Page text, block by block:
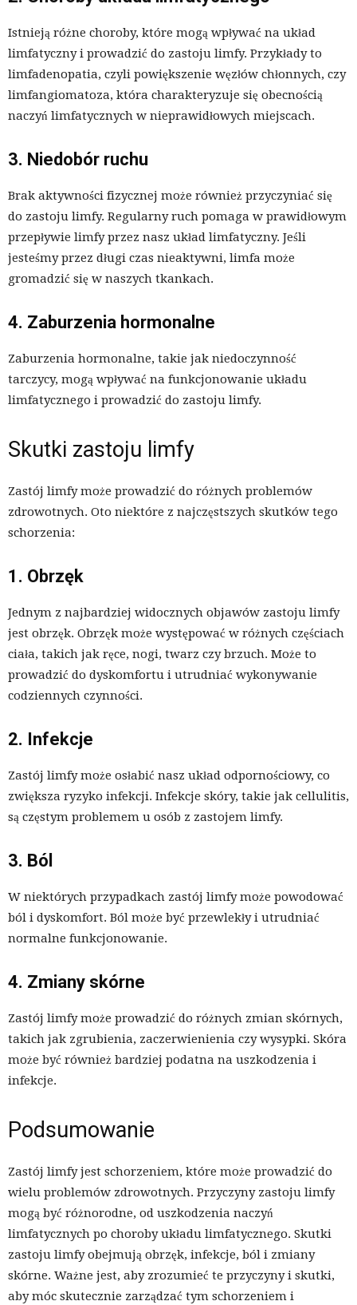
Istnieją różne choroby, które mogą wpływać na układ
limfatyczny i prowadzić do zastoju limfy. Przykłady to
limfadenopatia, czyli powiększenie węzłów chłonnych, czy
limfangiomatoza, która charakteryzuje się obecnością
naczyń limfatycznych w nieprawidłowych miejscach.
3. Niedobór ruchu
Brak aktywności fizycznej może również przyczyniać się
do zastoju limfy. Regularny ruch pomaga w prawidłowym
przepływie limfy przez nasz układ limfatyczny. Jeśli
jesteśmy przez długi czas nieaktywni, limfa może
gromadzić się w naszych tkankach.
4. Zaburzenia hormonalne
Zaburzenia hormonalne, takie jak niedoczynność
tarczycy, mogą wpływać na funkcjonowanie układu
limfatycznego i prowadzić do zastoju limfy.
Skutki zastoju limfy
Zastój limfy może prowadzić do różnych problemów
zdrowotnych. Oto niektóre z najczęstszych skutków tego
schorzenia:
1. Obrzęk
Jednym z najbardziej widocznych objawów zastoju limfy
jest obrzęk. Obrzęk może występować w różnych częściach
ciała, takich jak ręce, nogi, twarz czy brzuch. Może to
prowadzić do dyskomfortu i utrudniać wykonywanie
codziennych czynności.
2. Infekcje
Zastój limfy może osłabić nasz układ odpornościowy, co
zwiększa ryzyko infekcji. Infekcje skóry, takie jak cellulitis,
są częstym problemem u osób z zastojem limfy.
3. Ból
W niektórych przypadkach zastój limfy może powodować
ból i dyskomfort. Ból może być przewlekły i utrudniać
normalne funkcjonowanie.
4. Zmiany skórne
Zastój limfy może prowadzić do różnych zmian skórnych,
takich jak zgrubienia, zaczerwienienia czy wysypki. Skóra
może być również bardziej podatna na uszkodzenia i
infekcje.
Podsumowanie
Zastój limfy jest schorzeniem, które może prowadzić do
wielu problemów zdrowotnych. Przyczyny zastoju limfy
mogą być różnorodne, od uszkodzenia naczyń
limfatycznych po choroby układu limfatycznego. Skutki
zastoju limfy obejmują obrzęk, infekcje, ból i zmiany
skórne. Ważne jest, aby zrozumieć te przyczyny i skutki,
aby móc skutecznie zarządzać tym schorzeniem i